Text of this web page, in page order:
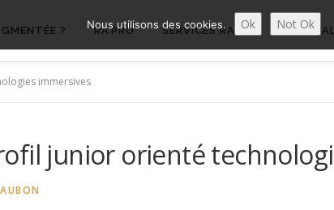
? RA’PRO SERVICES RA’PRO
immersives
junior orienté
Nous utilisons des cookies. Ok Not Ok